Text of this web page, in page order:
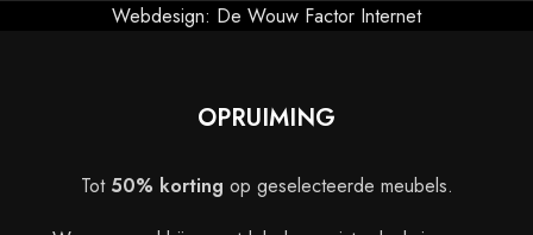
Webdesign: De Wouw Factor Internet
OPRUIMING
Tot 50% korting op geselecteerde meubels.